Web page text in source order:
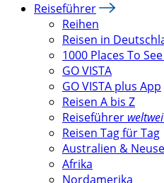
Reiseführer
Reihen
Reisen in
1000 Places To
GO VISTA
GO VISTA plus App
Reisen A bis Z
Reiseführer
Reisen Tag für Tag
Australien &
Afrika
Nordamerika